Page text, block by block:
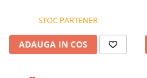
PROTECȚIA OCHILOR
Ochelari de protecție
Măști și geamuri de sudură
STOC PARTENER
ADAUGA IN COS